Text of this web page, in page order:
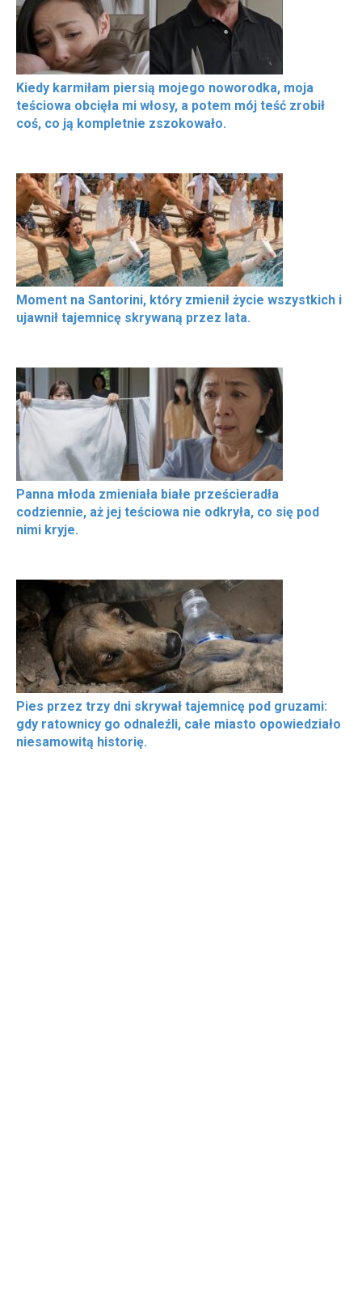
Kiedy karmiłam piersią mojego noworodka, moja
teściowa obcięła mi włosy, a potem mój teść zrobił
coś, co ją kompletnie zszokowało.
Moment na Santorini, który zmienił życie wszystkich i
ujawnił tajemnicę skrywaną przez lata.
Panna młoda zmieniała białe prześcieradła
codziennie, aż jej teściowa nie odkryła, co się pod
nimi kryje.
Pies przez trzy dni skrywał tajemnicę pod gruzami:
gdy ratownicy go odnaleźli, całe miasto opowiedziało
niesamowitą historię.